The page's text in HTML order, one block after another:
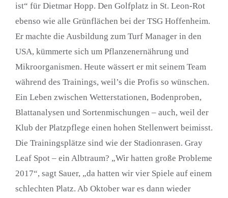
ist“ für Dietmar Hopp. Den Golfplatz in St. Leon-Rot
ebenso wie alle Grünflächen bei der TSG Hoffenheim.
Er machte die Ausbildung zum Turf Manager in den
USA, kümmerte sich um Pflanzenernährung und
Mikroorganismen. Heute wässert er mit seinem Team
während des Trainings, weil’s die Profis so wünschen.
Ein Leben zwischen Wetterstationen, Bodenproben,
Blattanalysen und Sortenmischungen – auch, weil der
Klub der Platzpflege einen hohen Stellenwert beimisst.
Die Trainingsplätze sind wie der Stadionrasen. Gray
Leaf Spot – ein Albtraum? „Wir hatten große Probleme
2017“, sagt Sauer, „da hatten wir vier Spiele auf einem
schlechten Platz. Ab Oktober war es dann wieder